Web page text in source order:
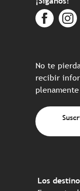
No te
recibir
Los